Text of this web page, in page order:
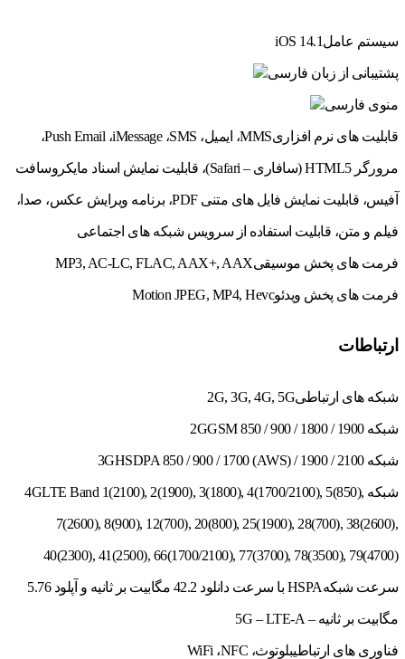
سیستم عاملiOS 14.1
پشتیبانی از زبان فارسی
منوی فارسی
قابلیت های نرم افزاری MMS، ایمیل، Push Email ،iMessage ،SMS،
مرورگر HTML5 (سافاری – Safari)، قابلیت نمایش اسناد مایکروسافت
آفیس، قابلیت نمایش فایل های متنی PDF، برنامه ویرایش عکس، صدا،
فیلم و متن، قابلیت استفاده از سرویس شبکه های اجتماعی
فرمت های پخش موسیقیMP3, AC-LC, FLAC, AAX+, AAX
فرمت های پخش ویدئوMotion JPEG, MP4, Hevc
ارتباطات
شبکه های ارتباطی2G, 3G, 4G, 5G
شبکه 2GGSM 850 / 900 / 1800 / 1900
شبکه 3GHSDPA 850 / 900 / 1700 (AWS) / 1900 / 2100
شبکه 4G LTE Band 1(2100), 2(1900), 3(1800), 4(1700/2100), 5(850),
7(2600), 8(900), 12(700), 20(800), 25(1900), 28(700), 38(2600),
40(2300), 41(2500), 66(1700/2100), 77(3700), 78(3500), 79(4700)
سرعت شبکه HSPA با سرعت دانلود 42.2 مگابیت بر ثانیه و آپلود 5.76
مگابیت بر ثانیه – 5G – LTE-A
فناوری های ارتباطیبلوتوث، WiFi ،NFC